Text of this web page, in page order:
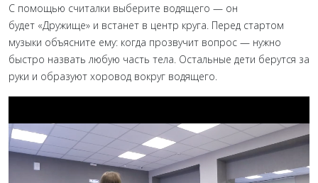
С помощью считалки выберите водящего — он
будет «Дружище» и встанет в центр круга. Перед стартом
музыки объясните ему: когда прозвучит вопрос — нужно
быстро назвать любую часть тела. Остальные дети берутся за
руки и образуют хоровод вокруг водящего.